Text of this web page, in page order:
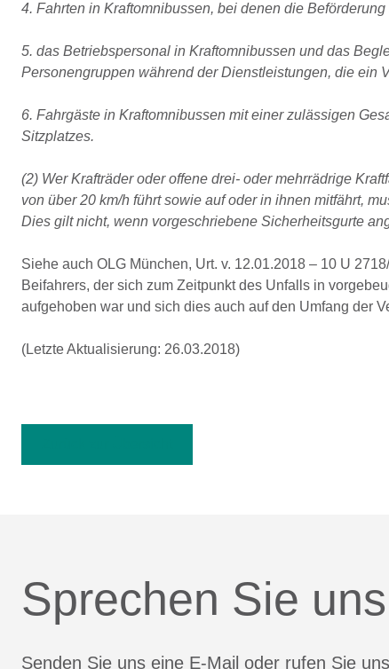
4. Fahrten in Kraftomnibussen, bei denen die
5. das Betriebspersonal in Kraftomnibussen und das
Personengruppen während der Dienstleistungen, die ein
6. Fahrgäste in Kraftomnibussen mit einer zulässigen
Sitzplatzes.
(2) Wer Krafträder oder offene drei- oder mehrrädrige
von über 20 km/h führt sowie auf oder in ihnen mitfährt,
Dies gilt nicht, wenn vorgeschriebene Sicherheitsgurte
Siehe auch OLG München, Urt. v. 12.01.2018 – 10 U
Beifahrers, der sich zum Zeitpunkt des Unfalls in
aufgehoben war und sich dies auch auf den Umfang der
(Letzte Aktualisierung: 26.03.2018)
Sprechen Sie
Senden Sie uns eine E-Mail oder rufen Sie